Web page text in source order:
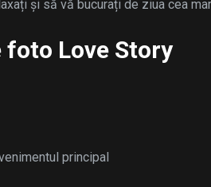
și să vă bucurați de ziua cea
Love Story
principal